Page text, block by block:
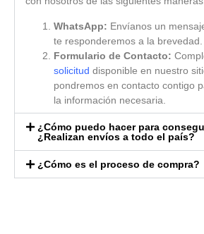
WhatsApp: Envíanos un
te responderemos a la brevedad.
Formulario de Contacto:
solicitud disponible en nuestro
pondremos en contacto contigo
la información necesaria.
¿Cómo puedo hacer para
¿Realizan envíos a todo el país?
¿Cómo es el proceso de compra?